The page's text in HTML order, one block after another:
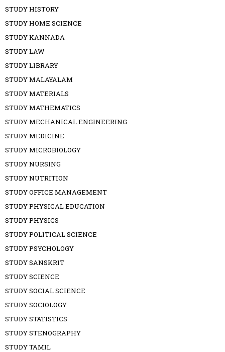
STUDY HISTORY
STUDY HOME SCIENCE
STUDY KANNADA
STUDY LAW
STUDY LIBRARY
STUDY MALAYALAM
STUDY MATERIALS
STUDY MATHEMATICS
STUDY MECHANICAL ENGINEERING
STUDY MEDICINE
STUDY MICROBIOLOGY
STUDY NURSING
STUDY NUTRITION
STUDY OFFICE MANAGEMENT
STUDY PHYSICAL EDUCATION
STUDY PHYSICS
STUDY POLITICAL SCIENCE
STUDY PSYCHOLOGY
STUDY SANSKRIT
STUDY SCIENCE
STUDY SOCIAL SCIENCE
STUDY SOCIOLOGY
STUDY STATISTICS
STUDY STENOGRAPHY
STUDY TAMIL